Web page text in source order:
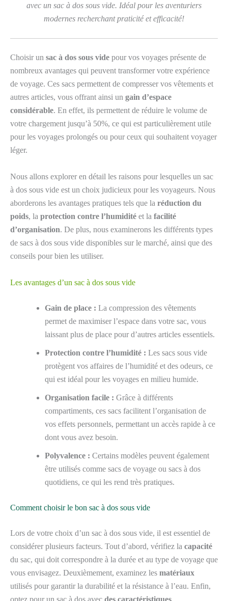
avec un sac à dos sous vide. Idéal pour les aventuriers
modernes recherchant praticité et efficacité!
Choisir un sac à dos sous vide pour vos voyages présente de
nombreux avantages qui peuvent transformer votre expérience
de voyage. Ces sacs permettent de compresser vos vêtements et
autres articles, vous offrant ainsi un gain d’espace
considérable. En effet, ils permettent de réduire le volume de
votre chargement jusqu’à 50%, ce qui est particulièrement utile
pour les voyages prolongés ou pour ceux qui souhaitent voyager
léger.
Nous allons explorer en détail les raisons pour lesquelles un sac
à dos sous vide est un choix judicieux pour les voyageurs. Nous
aborderons les avantages pratiques tels que la réduction du
poids, la protection contre l’humidité et la facilité
d’organisation. De plus, nous examinerons les différents types
de sacs à dos sous vide disponibles sur le marché, ainsi que des
conseils pour bien les utiliser.
Les avantages d’un sac à dos sous vide
Gain de place : La compression des vêtements
permet de maximiser l’espace dans votre sac, vous
laissant plus de place pour d’autres articles essentiels.
Protection contre l’humidité : Les sacs sous vide
protègent vos affaires de l’humidité et des odeurs, ce
qui est idéal pour les voyages en milieu humide.
Organisation facile : Grâce à différents
compartiments, ces sacs facilitent l’organisation de
vos effets personnels, permettant un accès rapide à ce
dont vous avez besoin.
Polyvalence : Certains modèles peuvent également
être utilisés comme sacs de voyage ou sacs à dos
quotidiens, ce qui les rend très pratiques.
Comment choisir le bon sac à dos sous vide
Lors de votre choix d’un sac à dos sous vide, il est essentiel de
considérer plusieurs facteurs. Tout d’abord, vérifiez la capacité
du sac, qui doit correspondre à la durée et au type de voyage que
vous envisagez. Deuxièmement, examinez les matériaux
utilisés pour garantir la durabilité et la résistance à l’eau. Enfin,
optez pour un sac à dos avec des caractéristiques